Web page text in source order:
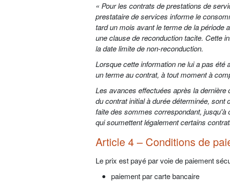
« Pour les contrats de prestations de
prestataire de services informe le
tard un mois avant le terme de la période
une clause de reconduction tacite. Cette
la date limite de non-reconduction.
Lorsque cette information ne lui a pas
un terme au contrat, à tout moment à
Les avances effectuées après la
du contrat initial à durée déterminée,
faite des sommes correspondant, jusqu'à
qui soumettent légalement certains
Article 4 – Conditions de
Le prix est payé par voie de paiement
paiement par carte bancaire